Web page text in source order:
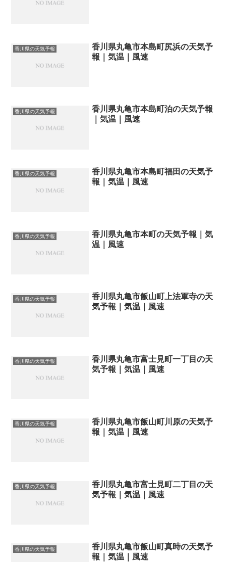
香川県の天気予報
香川県丸亀市本島町尻浜の天気予
報｜気温｜風速
香川県の天気予報
香川県丸亀市本島町泊の天気予報
｜気温｜風速
香川県の天気予報
香川県丸亀市本島町福田の天気予
報｜気温｜風速
香川県の天気予報
香川県丸亀市本町の天気予報｜気
温｜風速
香川県の天気予報
香川県丸亀市飯山町上法軍寺の天
気予報｜気温｜風速
香川県の天気予報
香川県丸亀市富士見町一丁目の天
気予報｜気温｜風速
香川県の天気予報
香川県丸亀市飯山町川原の天気予
報｜気温｜風速
香川県の天気予報
香川県丸亀市富士見町二丁目の天
気予報｜気温｜風速
香川県の天気予報
香川県丸亀市飯山町真時の天気予
報｜気温｜風速